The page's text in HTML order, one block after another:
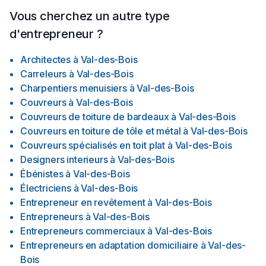
Vous cherchez un autre type
d'entrepreneur ?
Architectes à Val-des-Bois
Carreleurs à Val-des-Bois
Charpentiers menuisiers à Val-des-Bois
Couvreurs à Val-des-Bois
Couvreurs de toiture de bardeaux à Val-des-Bois
Couvreurs en toiture de tôle et métal à Val-des-Bois
Couvreurs spécialisés en toit plat à Val-des-Bois
Designers interieurs à Val-des-Bois
Ébénistes à Val-des-Bois
Électriciens à Val-des-Bois
Entrepreneur en revêtement à Val-des-Bois
Entrepreneurs à Val-des-Bois
Entrepreneurs commerciaux à Val-des-Bois
Entrepreneurs en adaptation domiciliaire à Val-des-
Bois